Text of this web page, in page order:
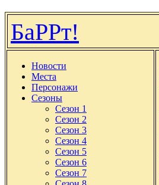
БаРРт!
Новости
Места
Персонажи
Сезоны
Сезон 1
Сезон 2
Сезон 3
Сезон 4
Сезон 5
Сезон 6
Сезон 7